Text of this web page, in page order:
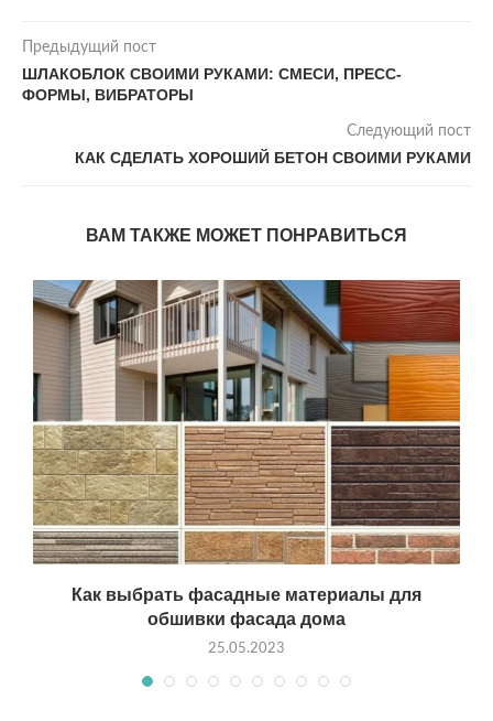
Предыдущий пост
ШЛАКОБЛОК СВОИМИ РУКАМИ: СМЕСИ, ПРЕСС-
ФОРМЫ, ВИБРАТОРЫ
Следующий пост
КАК СДЕЛАТЬ ХОРОШИЙ БЕТОН СВОИМИ РУКАМИ
ВАМ ТАКЖЕ МОЖЕТ ПОНРАВИТЬСЯ
Как выбрать фасадные материалы для
обшивки фасада дома
25.05.2023